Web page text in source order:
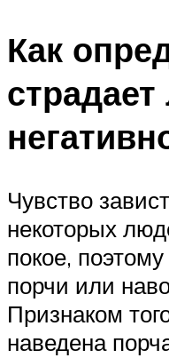
Как
Чувство
некоторых
покое,
порчи или
Признаком
наведена